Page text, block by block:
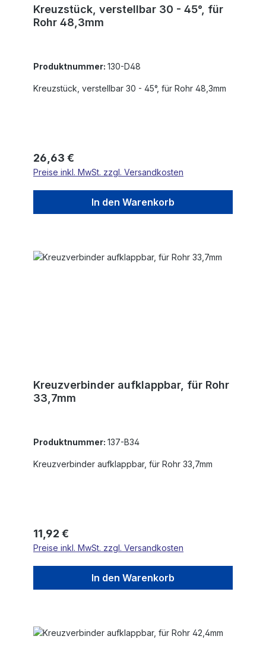
Kreuzstück, verstellbar 30 - 45°, für
Rohr 48,3mm
Produktnummer: 130-D48
Kreuzstück, verstellbar 30 - 45°, für Rohr 48,3mm
Regulärer Preis:
26,63 €
Preise inkl. MwSt. zzgl. Versandkosten
In den Warenkorb
Kreuzverbinder aufklappbar, für Rohr
33,7mm
Produktnummer: 137-B34
Kreuzverbinder aufklappbar, für Rohr 33,7mm
Regulärer Preis:
11,92 €
Preise inkl. MwSt. zzgl. Versandkosten
In den Warenkorb